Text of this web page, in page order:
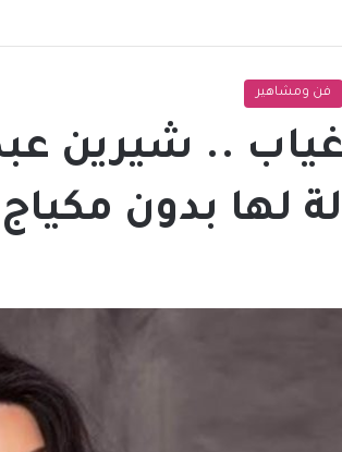
فن ومشاهير
.. شيرين
لها بدون مكياج